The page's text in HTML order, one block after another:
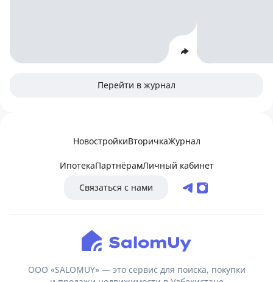
Перейти в журнал
НовостройкиВторичкаЖурнал
ИпотекаПартнёрамЛичный кабинет
Связаться с нами
ООО «SALOMUY» — это сервис для поиска, покупки